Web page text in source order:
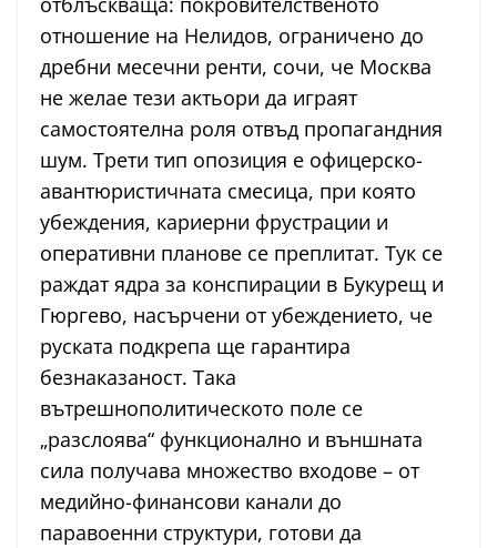
отношение на Нелидов, ограничено до
дребни месечни ренти, сочи, че Москва
не желае тези актьори да играят
самостоятелна роля отвъд пропагандния
шум. Трети тип опозиция е офицерско-
авантюристичната смесица, при която
убеждения, кариерни фрустрации и
оперативни планове се преплитат. Тук се
раждат ядра за конспирации в Букурещ и
Гюргево, насърчени от убеждението, че
руската подкрепа ще гарантира
безнаказаност. Така
вътрешнополитическото поле се
„разслоява“ функционално и външната
сила получава множество входове – от
медийно-финансови канали до
паравоенни структури, готови да